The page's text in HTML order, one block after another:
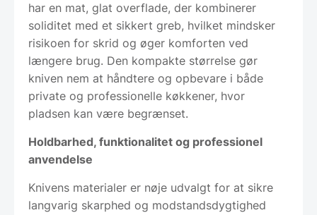
har en mat, glat overflade, der kombinerer
soliditet med et sikkert greb, hvilket mindsker
risikoen for skrid og øger komforten ved
længere brug. Den kompakte størrelse gør
kniven nem at håndtere og opbevare i både
private og professionelle køkkener, hvor
pladsen kan være begrænset.
Holdbarhed, funktionalitet og professionel
anvendelse
Knivens materialer er nøje udvalgt for at sikre
langvarig skarphed og modstandsdygtighed